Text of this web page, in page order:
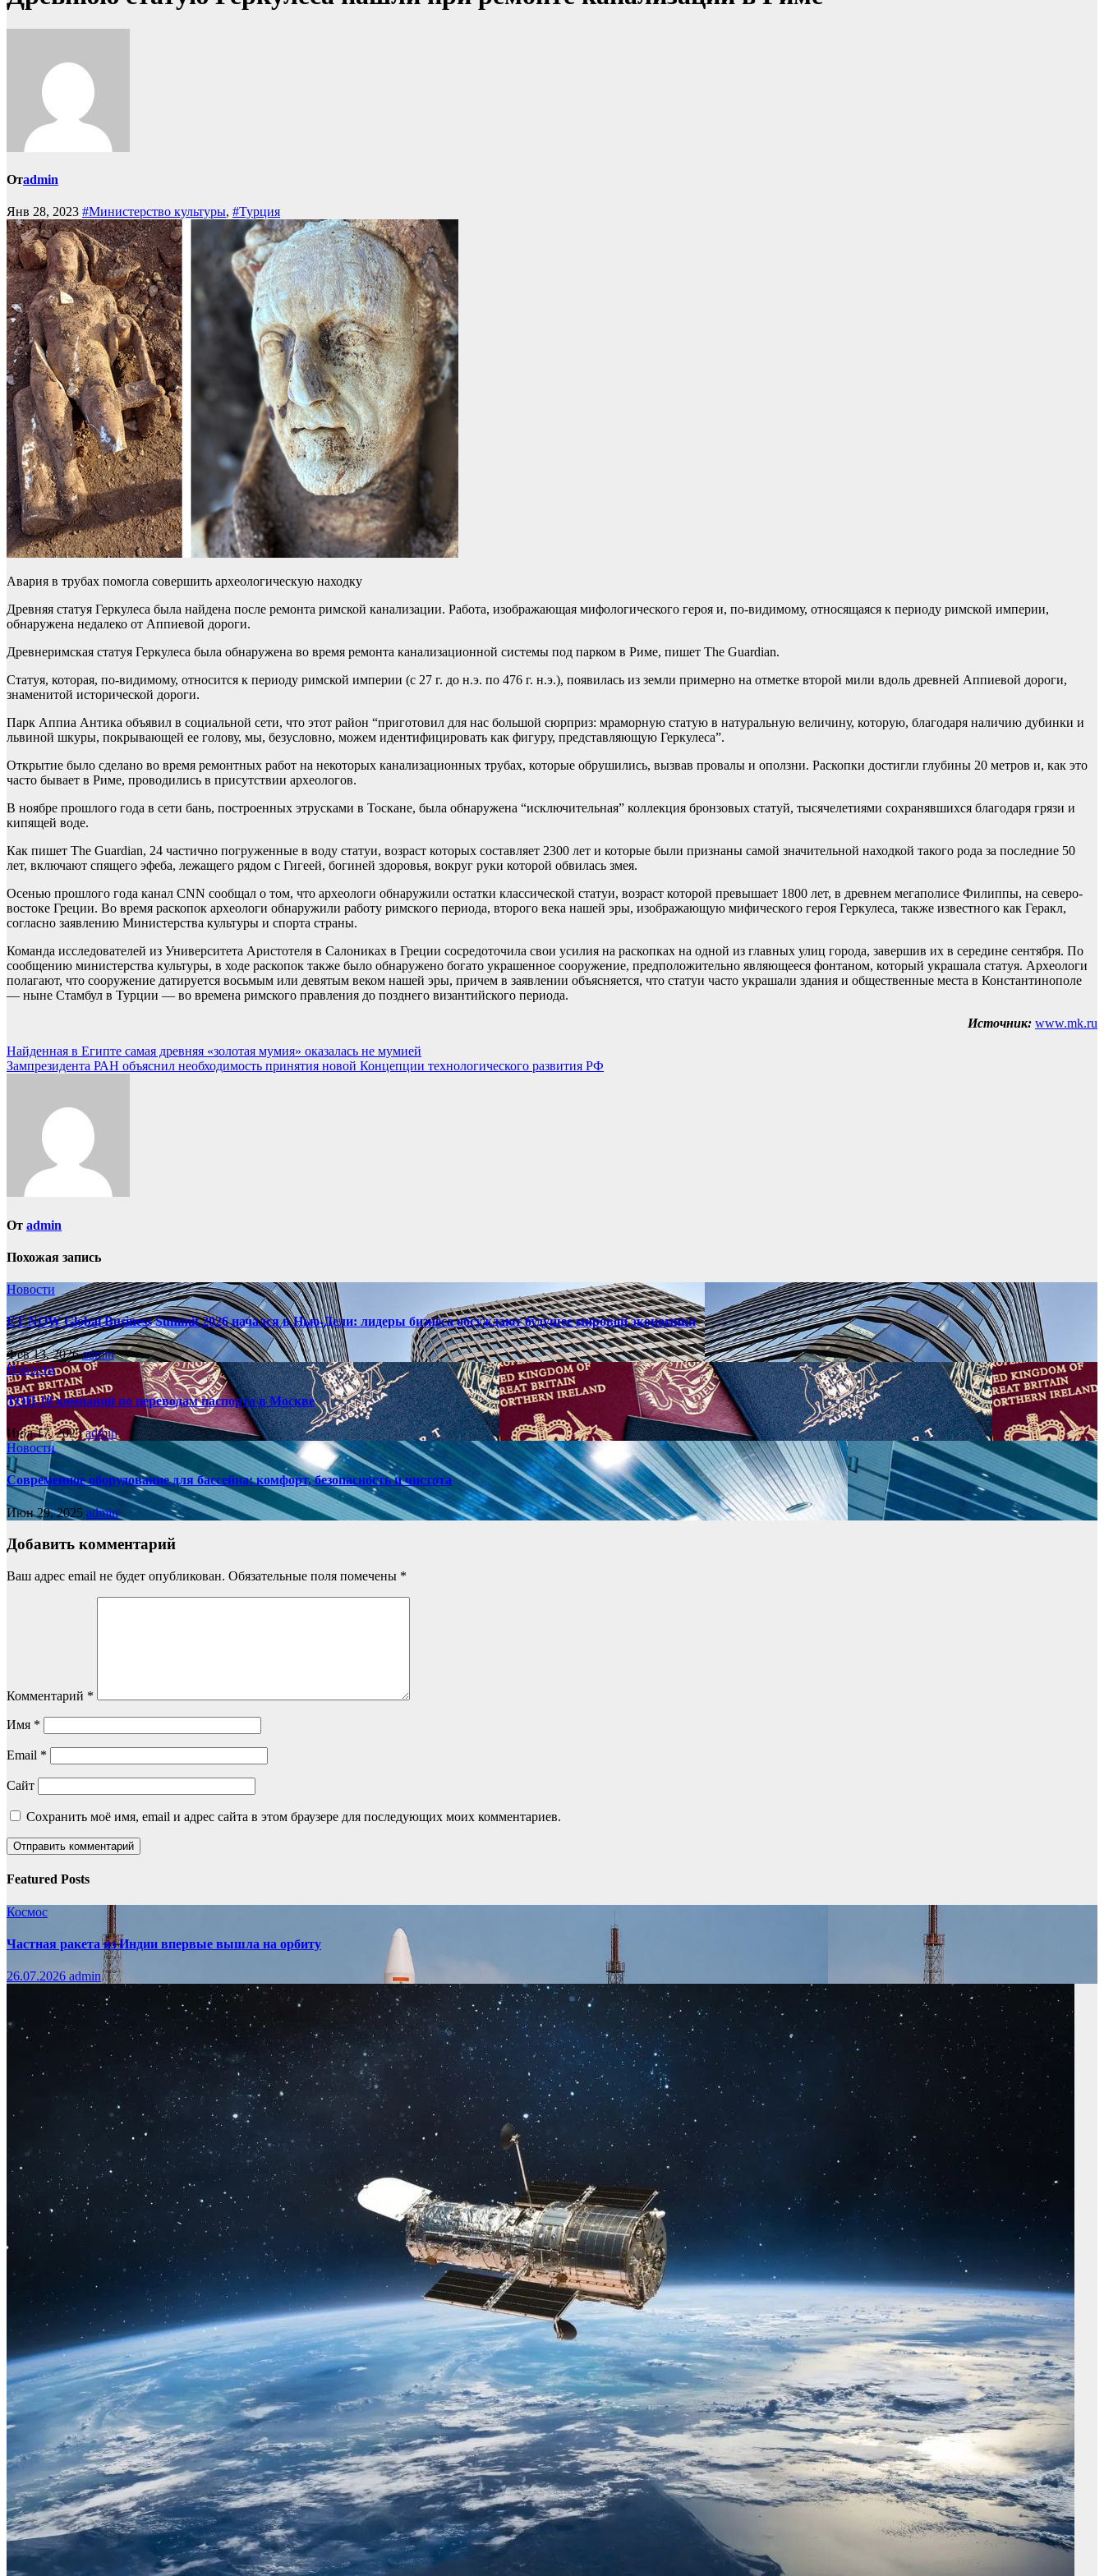
Отadmin
Янв 28, 2023 #Министерство культуры, #Турция
Авария в трубах помогла совершить археологическую находку
Древняя статуя Геркулеса была найдена после ремонта римской канализации. Работа, изображающая мифологического героя и, по-видимому, относящаяся к периоду римской империи,
обнаружена недалеко от Аппиевой дороги.
Древнеримская статуя Геркулеса была обнаружена во время ремонта канализационной системы под парком в Риме, пишет The Guardian.
Статуя, которая, по-видимому, относится к периоду римской империи (с 27 г. до н.э. по 476 г. н.э.), появилась из земли примерно на отметке второй мили вдоль древней Аппиевой дороги,
знаменитой исторической дороги.
Парк Аппиа Антика объявил в социальной сети, что этот район “приготовил для нас большой сюрприз: мраморную статую в натуральную величину, которую, благодаря наличию дубинки и
львиной шкуры, покрывающей ее голову, мы, безусловно, можем идентифицировать как фигуру, представляющую Геркулеса”.
Открытие было сделано во время ремонтных работ на некоторых канализационных трубах, которые обрушились, вызвав провалы и оползни. Раскопки достигли глубины 20 метров и, как это
часто бывает в Риме, проводились в присутствии археологов.
В ноябре прошлого года в сети бань, построенных этрусками в Тоскане, была обнаружена “исключительная” коллекция бронзовых статуй, тысячелетиями сохранявшихся благодаря грязи и
кипящей воде.
Как пишет The Guardian, 24 частично погруженные в воду статуи, возраст которых составляет 2300 лет и которые были признаны самой значительной находкой такого рода за последние 50
лет, включают спящего эфеба, лежащего рядом с Гигеей, богиней здоровья, вокруг руки которой обвилась змея.
Осенью прошлого года канал CNN сообщал о том, что археологи обнаружили остатки классической статуи, возраст которой превышает 1800 лет, в древнем мегаполисе Филиппы, на северо-
востоке Греции. Во время раскопок археологи обнаружили работу римского периода, второго века нашей эры, изображающую мифического героя Геркулеса, также известного как Геракл,
согласно заявлению Министерства культуры и спорта страны.
Команда исследователей из Университета Аристотеля в Салониках в Греции сосредоточила свои усилия на раскопках на одной из главных улиц города, завершив их в середине сентября. По
сообщению министерства культуры, в ходе раскопок также было обнаружено богато украшенное сооружение, предположительно являющееся фонтаном, который украшала статуя. Археологи
полагают, что сооружение датируется восьмым или девятым веком нашей эры, причем в заявлении объясняется, что статуи часто украшали здания и общественные места в Константинополе
— ныне Стамбул в Турции — во времена римского правления до позднего византийского периода.
Источник: www.mk.ru
Навигация
по
Найденная в Египте самая древняя «золотая мумия» оказалась не мумией
Зампрезидента РАН объяснил необходимость принятия новой Концепции технологического развития РФ
От admin
Похожая запись
Новости
ET NOW Global Business Summit 2026 начался в Нью‑Дели: лидеры бизнеса обсуждают будущее мировой экономики
Фев 13, 2026admin
Новости
ТОП-10 компаний по переводам паспорта в Москве
Июл 17, 2025admin
Новости
Современное оборудование для бассейна: комфорт, безопасность и чистота
Июн 29, 2025 admin
Добавить комментарий
Ваш адрес email не будет опубликован. Обязательные поля помечены *
Комментарий *
Имя *
Email *
Сайт
Сохранить моё имя, email и адрес сайта в этом браузере для последующих моих комментариев.
Featured Posts
Космос
Частная ракета из Индии впервые вышла на орбиту
26.07.2026 admin